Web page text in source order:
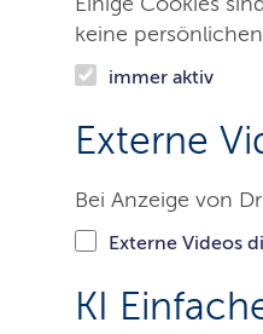
keine
immer aktiv
Externe
Bei Anzeige von
Externe Videos
KI